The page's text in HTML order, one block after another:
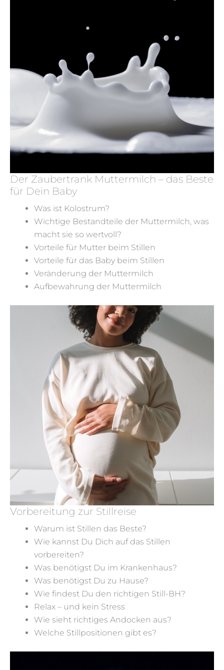
Der Zaubertrank Muttermilch – das Beste
für Dein Baby
Was ist Kolostrum?
Wichtige Bestandteile der Muttermilch, was
macht sie so wertvoll?
Vorteile für Mutter beim Stillen
Vorteile für das Baby beim Stillen
Veränderung der Muttermilch
Aufbewahrung der Muttermilch
Vorbereitung zur Stillreise
Warum ist Stillen das Beste?
Wie kannst Du Dich auf das Stillen
vorbereiten?
Was benötigst Du im Krankenhaus?
Was benötigst Du zu Hause?
Wie findest Du den richtigen Still-BH?
Relax – und kein Stress
Wie sieht richtiges Andocken aus?
Welche Stillpositionen gibt es?